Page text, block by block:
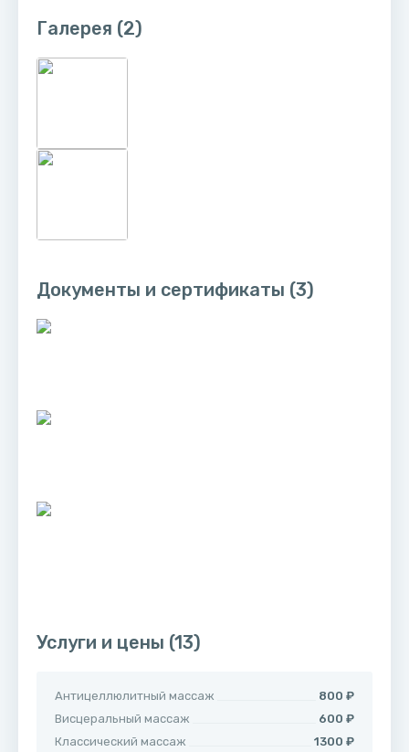
Галерея (2)
Документы и сертификаты (3)
Услуги и цены (13)
Антицеллюлитный массаж
800 ₽
Висцеральный массаж
600 ₽
Классический массаж
1300 ₽